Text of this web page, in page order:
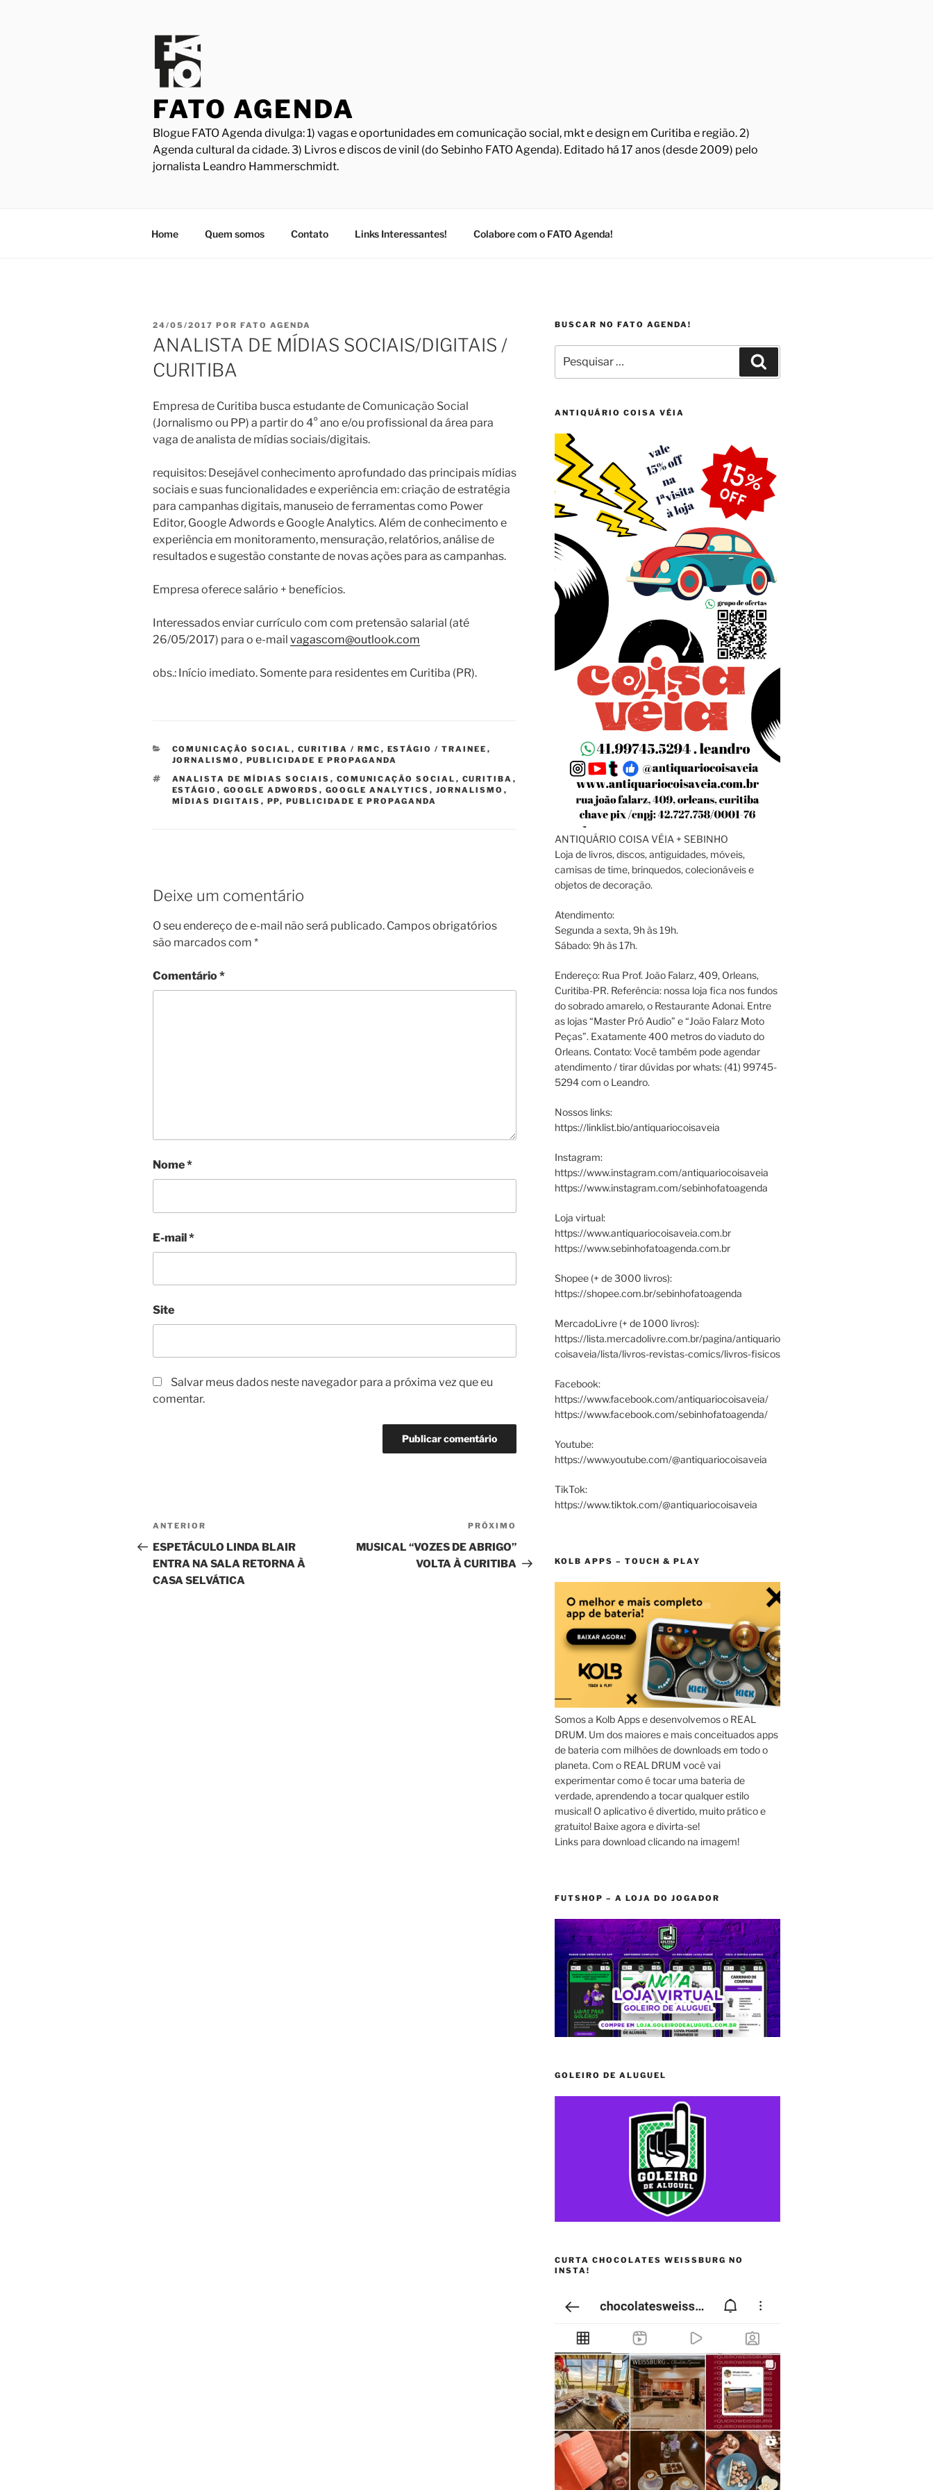
FATO AGENDA
Blogue FATO Agenda divulga: 1) vagas e oportunidades em comunicação social, mkt e design em Curitiba e região. 2)
Agenda cultural da cidade. 3) Livros e discos de vinil (do Sebinho FATO Agenda). Editado há 17 anos (desde 2009) pelo
jornalista Leandro Hammerschmidt.
Home Quem somos Contato Links Interessantes! Colabore com o FATO Agenda!
PUBLICADO
EM
24/05/2017 POR FATO AGENDA
ANALISTA DE MÍDIAS SOCIAIS/DIGITAIS /
CURITIBA
Empresa de Curitiba busca estudante de Comunicação Social
(Jornalismo ou PP) a partir do 4° ano e/ou profissional da área para
vaga de analista de mídias sociais/digitais.
requisitos: Desejável conhecimento aprofundado das principais mídias
sociais e suas funcionalidades e experiência em: criação de estratégia
para campanhas digitais, manuseio de ferramentas como Power
Editor, Google Adwords e Google Analytics. Além de conhecimento e
experiência em monitoramento, mensuração, relatórios, análise de
resultados e sugestão constante de novas ações para as campanhas.
Empresa oferece salário + benefícios.
Interessados enviar currículo com com pretensão salarial (até
26/05/2017) para o e-mail vagascom@outlook.com
obs.: Início imediato. Somente para residentes em Curitiba (PR).
CATEGORIAS
COMUNICAÇÃO SOCIAL , CURITIBA / RMC , ESTÁGIO / TRAINEE ,
JORNALISMO , PUBLICIDADE E PROPAGANDA
TAGS
ANALISTA DE MÍDIAS SOCIAIS , COMUNICAÇÃO SOCIAL , CURITIBA ,
ESTÁGIO , GOOGLE ADWORDS , GOOGLE ANALYTICS , JORNALISMO ,
MÍDIAS DIGITAIS , PP, PUBLICIDADE E PROPAGANDA
Deixe um comentário
O seu endereço de e-mail não será publicado. Campos obrigatórios
são marcados com *
Comentário*
Nome*
E-mail*
Site
Salvar meus dados neste navegador para a próxima vez que eu
comentar.
Navegação
de
Post
Post
anterior
ANTERIOR
ESPETÁCULO LINDA BLAIR
ENTRA NA SALA RETORNA À
CASA SELVÁTICA
post
PRÓXIMO
MUSICAL “VOZES DE ABRIGO”
VOLTA À CURITIBA
BUSCAR NO FATO AGENDA!
por:
ANTIQUÁRIO COISA VÉIA
ANTIQUÁRIO COISA VÉIA + SEBINHO
Loja de livros, discos, antiguidades, móveis,
camisas de time, brinquedos, colecionáveis e
objetos de decoração.
Atendimento:
Segunda a sexta, 9h às 19h.
Sábado: 9h às 17h.
Endereço: Rua Prof. João Falarz, 409, Orleans,
Curitiba-PR. Referência: nossa loja fica nos fundos
do sobrado amarelo, o Restaurante Adonai. Entre
as lojas “Master Pró Audio” e “João Falarz Moto
Peças”. Exatamente 400 metros do viaduto do
Orleans. Contato: Você também pode agendar
atendimento / tirar dúvidas por whats: (41) 99745-
5294 com o Leandro.
Nossos links:
https://linklist.bio/antiquariocoisaveia
Instagram:
https://www.instagram.com/antiquariocoisaveia
https://www.instagram.com/sebinhofatoagenda
Loja virtual:
https://www.antiquariocoisaveia.com.br
https://www.sebinhofatoagenda.com.br
Shopee (+ de 3000 livros):
https://shopee.com.br/sebinhofatoagenda
MercadoLivre (+ de 1000 livros):
https://lista.mercadolivre.com.br/pagina/antiquario
coisaveia/lista/livros-revistas-comics/livros-fisicos
Facebook:
https://www.facebook.com/antiquariocoisaveia/
https://www.facebook.com/sebinhofatoagenda/
Youtube:
https://www.youtube.com/@antiquariocoisaveia
TikTok:
https://www.tiktok.com/@antiquariocoisaveia
KOLB APPS – TOUCH & PLAY
Somos a Kolb Apps e desenvolvemos o REAL
DRUM. Um dos maiores e mais conceituados apps
de bateria com milhões de downloads em todo o
planeta. Com o REAL DRUM você vai
experimentar como é tocar uma bateria de
verdade, aprendendo a tocar qualquer estilo
musical! O aplicativo é divertido, muito prático e
gratuito! Baixe agora e divirta-se!
Links para download clicando na imagem!
FUTSHOP – A LOJA DO JOGADOR
GOLEIRO DE ALUGUEL
CURTA CHOCOLATES WEISSBURG NO
INSTA!